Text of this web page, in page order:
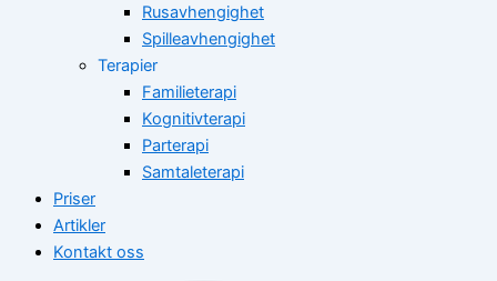
Rusavhengighet
Spilleavhengighet
Terapier
Familieterapi
Kognitivterapi
Parterapi
Samtaleterapi
Priser
Artikler
Kontakt oss